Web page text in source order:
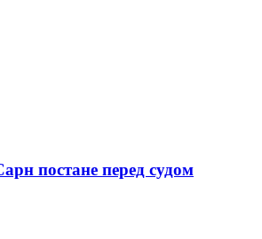
постане перед судом